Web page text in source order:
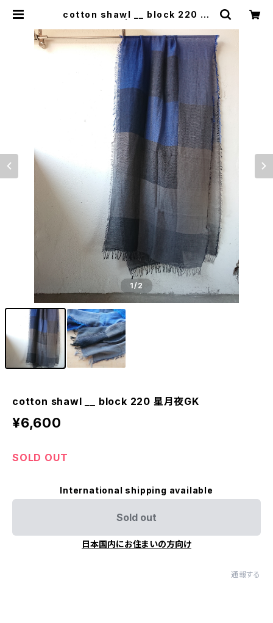
cotton shawl __ block 220 星
1/2
cotton shawl __ block 220 星月夜GK
¥6,600
SOLD OUT
International shipping available
Sold out
日本国内にお住まいの方向け
通報する